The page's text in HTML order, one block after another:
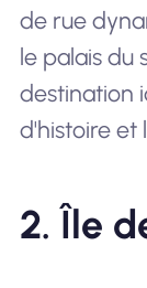
de rue
le palais du
destination
d'histoire et
2. Île